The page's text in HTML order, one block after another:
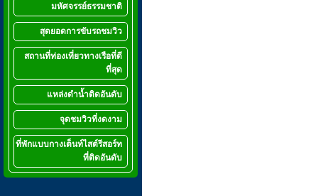
มหัศจรรย์ธรรมชาติ
สุดยอดการขับรถชมวิว
สถานที่ท่องเที่ยวทางเรือที่ดี
ที่สุด
แหล่งดำน้ำติดอันดับ
จุดชมวิวที่งดงาม
ที่พักแบบกางเต็นท์ไสต์รีสอร์ท
ที่ติดอันดับ